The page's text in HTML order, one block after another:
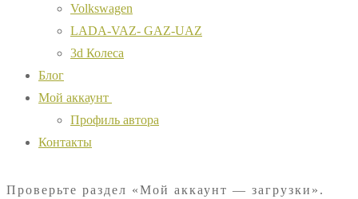
Volkswagen
LADA-VAZ- GAZ-UAZ
3d Колеса
Блог
Мой аккаунт
Профиль автора
Контакты
Проверьте раздел «Мой аккаунт — загрузки».